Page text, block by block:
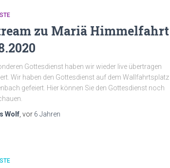
zu Mariä Himmelfahrt
Gottesdienst haben wir wieder live übertragen
Wir haben den Gottesdienst auf dem Wallfahrtsplatz
gefeiert. Hier können Sie den Gottesdienst noch
Wolf, vor 6 Jahren